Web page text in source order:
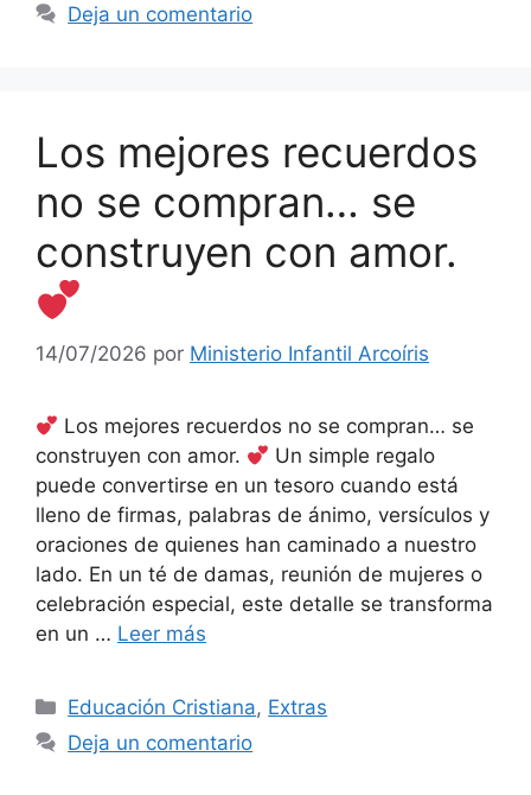
Deja un comentario
Los mejores recuerdos
no se compran… se
construyen con amor.
14/07/2026 por Ministerio Infantil Arcoíris
Los mejores recuerdos no se compran… se
construyen con amor.
Un simple regalo
puede convertirse en un tesoro cuando está
lleno de firmas, palabras de ánimo, versículos y
oraciones de quienes han caminado a nuestro
lado. En un té de damas, reunión de mujeres o
celebración especial, este detalle se transforma
en un … Leer más
Educación Cristiana, Extras
Deja un comentario